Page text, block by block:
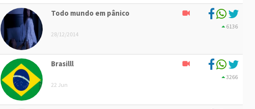
Todo mundo em pânico
28/12/2014
6136
Brasilll
22 Jun
3266